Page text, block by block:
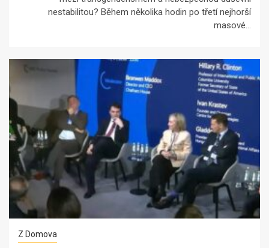
nestabilitou? Během několika hodin po třetí nejhorší
masové...
Z Domova